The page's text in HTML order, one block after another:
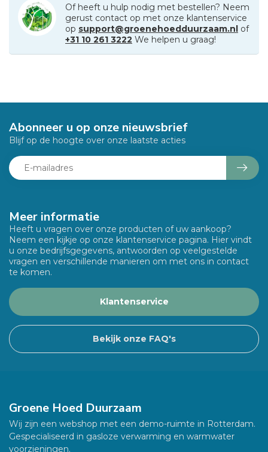
Of heeft u hulp nodig met bestellen? Neem
gerust contact op met onze klantenservice
op support@groenehoedduurzaam.nl of
+31 10 261 3222 We helpen u graag!
Meer informatie
Heeft u vragen over onze producten of uw aankoop?
Neem een kijkje op onze klantenservice pagina. Hier vindt
u onze bedrijfsgegevens, antwoorden op veelgestelde
vragen en verschillende manieren om met ons in contact
te komen.
Klantenservice
Bekijk onze FAQ's
Abonneer u op onze nieuwsbrief
Blijf op de hoogte over onze laatste acties
Groene Hoed Duurzaam
Wij zijn een webshop met een demo-ruimte in Rotterdam.
Gespecialiseerd in gasloze verwarming en warmwater
voorzieningen.